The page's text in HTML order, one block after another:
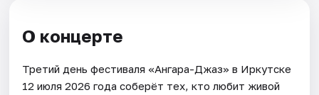
О концерте
Третий день фестиваля «Ангара-Джаз» в Иркутске
12 июля 2026 года соберёт тех, кто любит живой